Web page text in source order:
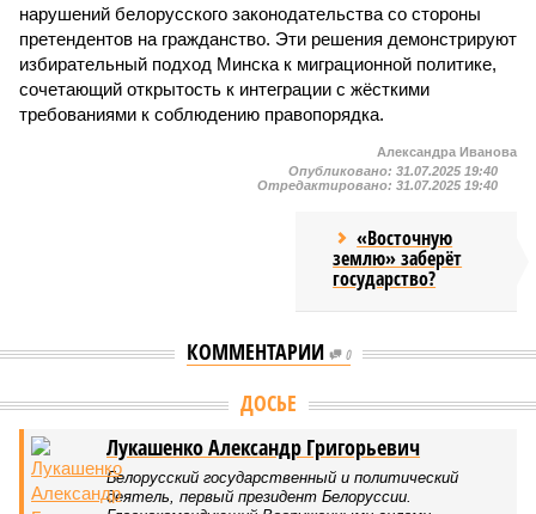
нарушений белорусского законодательства со стороны
претендентов на гражданство. Эти решения демонстрируют
избирательный подход Минска к миграционной политике,
сочетающий открытость к интеграции с жёсткими
требованиями к соблюдению правопорядка.
Александра Иванова
Опубликовано: 31.07.2025 19:40
Отредактировано: 31.07.2025 19:40
«Восточную
землю» заберёт
государство?
КОММЕНТАРИИ 0
Версия //Конфликт //Монополия вкладывалась-вкладывалась в
РЖД против своей страны